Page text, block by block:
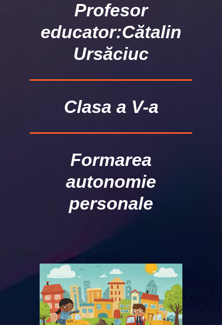
Profesor
educator:Cătalin
Ursăciuc
Clasa a V-a
Formarea
autonomie
personale